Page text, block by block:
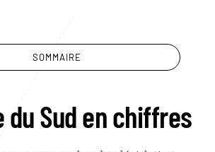
SOMMAIRE
du Sud en chiffres